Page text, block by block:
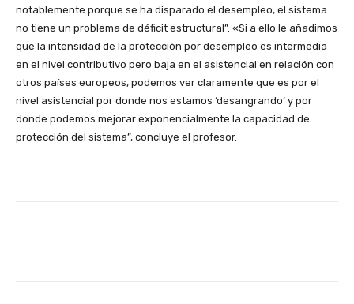
notablemente porque se ha disparado el desempleo, el sistema
no tiene un problema de déficit estructural”. «Si a ello le añadimos
que la intensidad de la protección por desempleo es intermedia
en el nivel contributivo pero baja en el asistencial en relación con
otros países europeos, podemos ver claramente que es por el
nivel asistencial por donde nos estamos ‘desangrando’ y por
donde podemos mejorar exponencialmente la capacidad de
protección del sistema”, concluye el profesor.